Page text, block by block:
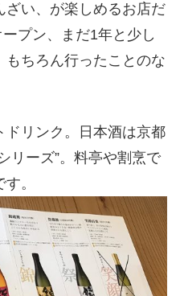
ざい、が楽しめるお店だ
プン、まだ1年と少し
もちろん行ったことのな
ドリンク。日本酒は京都
リーズ”。料亭や割烹で
。